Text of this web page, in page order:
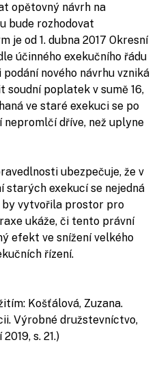
opětovný návrh na
bude rozhodovat
je od 1. dubna 2017 Okresní
účinného exekučního řádu
nového návrhu vzniká
poplatek v sumě 16,
ve staré exekuci se po
nepromlčí dříve, než uplyne
ubezpečuje, že v
starých exekucí se nejedná
by vytvořila prostor pro
ukáže, či tento právní
efekt ve snížení velkého
řízení.
Košťálová, Zuzana.
Výrobné družstevníctvo,
s. 21.)